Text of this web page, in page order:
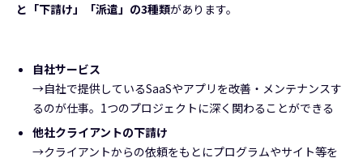
と「下請け」「派遣」の3種類があります。
自社サービス
→自社で提供しているSaaSやアプリを改善・メンテナンスす
るのが仕事。1つのプロジェクトに深く関わることができる
他社クライアントの下請け
→クライアントからの依頼をもとにプログラムやサイト等を